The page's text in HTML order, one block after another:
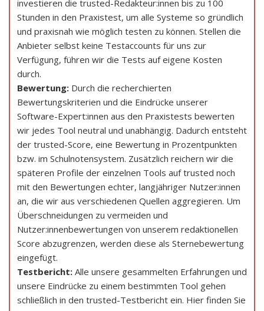
investieren die trusted-Redakteur:innen bis zu 100
Stunden in den Praxistest, um alle Systeme so gründlich
und praxisnah wie möglich testen zu können. Stellen die
Anbieter selbst keine Testaccounts für uns zur
Verfügung, führen wir die Tests auf eigene Kosten
durch.
Bewertung: Durch die recherchierten
Bewertungskriterien und die Eindrücke unserer
Software-Expert:innen aus den Praxistests bewerten
wir jedes Tool neutral und unabhängig. Dadurch entsteht
der trusted-Score, eine Bewertung in Prozentpunkten
bzw. im Schulnotensystem. Zusätzlich reichern wir die
späteren Profile der einzelnen Tools auf trusted noch
mit den Bewertungen echter, langjähriger Nutzer:innen
an, die wir aus verschiedenen Quellen aggregieren. Um
Überschneidungen zu vermeiden und
Nutzer:innenbewertungen von unserem redaktionellen
Score abzugrenzen, werden diese als Sternebewertung
eingefügt.
Testbericht: Alle unsere gesammelten Erfahrungen und
unsere Eindrücke zu einem bestimmten Tool gehen
schließlich in den trusted-Testbericht ein. Hier finden Sie